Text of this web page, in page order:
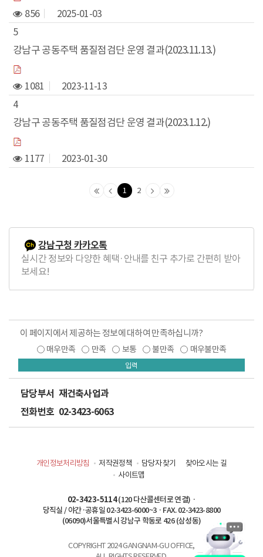
856
2025-01-03
5
강남구 공동주택 품질점검단 운영 결과(2023.11.13.)
1081
2023-11-13
4
강남구 공동주택 품질점검단 운영 결과(2023.1.12.)
1177 2023-01-30
맨
이
지
이
로
1 2
다
로
맨
이
로
강남구청 카카오톡
실시간 정보와 다양한 혜택·안내를 친구 추가로 간편히 받아
보세요!
이 페이지에서 제공하는 정보에 대하여 만족하십니까?
매우만족 만족 보통 불만족 매우불만족
입력
담당부서 재건축사업과
전화번호 02-3423-6063
개인정보처리방침 저작권정책 담당자 찾기
찾아오시는 길
사이트맵
02-3423-5114(120 다산콜센터로 연결) ·
당직실 / 야간·공휴일 02-3423-6000~3 · FAX. 02-3423-8800
(06090)서울특별시 강남구 학동로 426 (삼성동)
COPYRIGHT 2024 GANGNAM-GU OFFICE,